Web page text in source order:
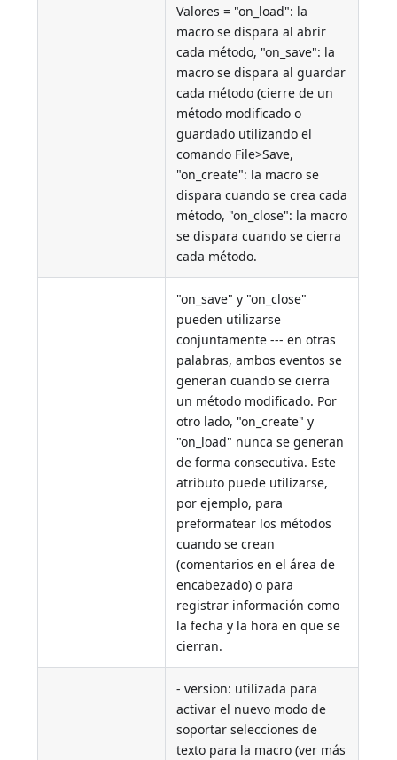
Valores = "on_load": la
macro se dispara al abrir
cada método, "on_save": la
macro se dispara al guardar
cada método (cierre de un
método modificado o
guardado utilizando el
comando File>Save,
"on_create": la macro se
dispara cuando se crea cada
método, "on_close": la macro
se dispara cuando se cierra
cada método.
"on_save" y "on_close"
pueden utilizarse
conjuntamente --- en otras
palabras, ambos eventos se
generan cuando se cierra
un método modificado. Por
otro lado, "on_create" y
"on_load" nunca se generan
de forma consecutiva. Este
atributo puede utilizarse,
por ejemplo, para
preformatear los métodos
cuando se crean
(comentarios en el área de
encabezado) o para
registrar información como
la fecha y la hora en que se
cierran.
- version: utilizada para
activar el nuevo modo de
soportar selecciones de
texto para la macro (ver más